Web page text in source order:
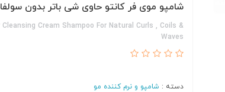
شامپو موی فر کانتو حاوی شی باتر بدون
Cream Shampoo For Natural Curls , Coils &
Waves
دسته : شامپو و نرم کننده مو